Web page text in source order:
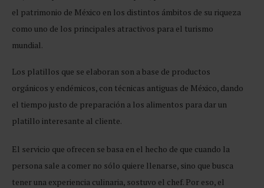
el patrimonio de México en los distintos ámbitos de su riqueza
como uno de los principales atractivos para el turismo
mundial.
Los platillos que se elaboran son a base de productos
orgánicos y endémicos, con técnicas antiguas de México, dando
el tiempo justo de preparación a los alimentos para dar un
platillo interesante al cliente.
El servicio que ofrecen se basa en el hecho de que cuando la
persona sale a comer no sólo quiere llenarse, sino que busca
tener una experiencia culinaria, sostuvo el chef. Por eso, el